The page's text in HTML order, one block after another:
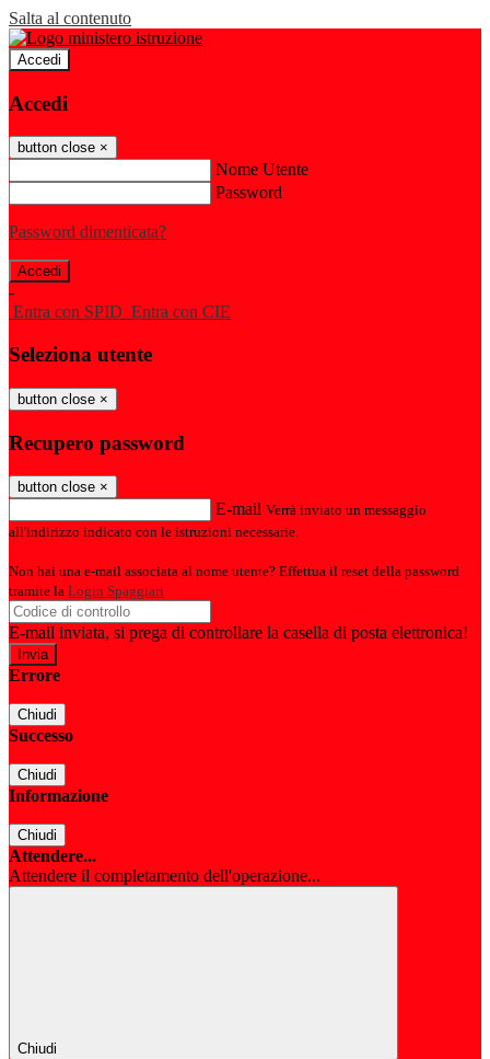
Salta al contenuto
Accedi
Accedi
button close ×
Nome Utente
Password
Password dimenticata?
-
Entra con SPID Entra con CIE
Seleziona utente
button close ×
Recupero password
button close ×
E-mail Verrà inviato un messaggio
all'indirizzo indicato con le istruzioni necessarie.
Non hai una e-mail associata al nome utente? Effettua il reset della password
tramite la Login Spaggiari
E-mail inviata, si prega di controllare la casella di posta elettronica!
Errore
Chiudi
Successo
Chiudi
Informazione
Chiudi
Attendere...
Attendere il completamento dell'operazione...
Chiudi